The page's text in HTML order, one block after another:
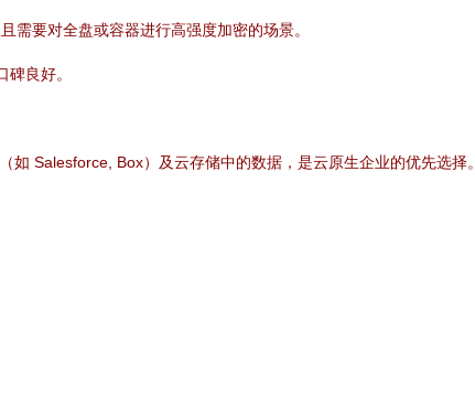
需要对全盘或容器进行高强度加密的场景。
良好。
Salesforce, Box）及云存储中的数据，是云原生企业的优先选择。